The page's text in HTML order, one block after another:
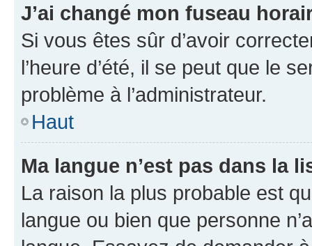
J’ai changé mon fuseau
Si vous êtes sûr d’avoir
l’heure d’été, il se peut que le
problème à l’administrateur.
Haut
Ma langue n’est pas dans la
La raison la plus probable est
langue ou bien que personne